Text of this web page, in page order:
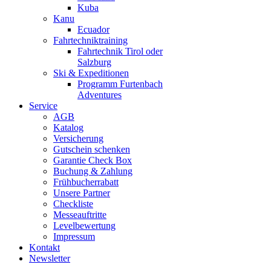
Kuba
Kanu
Ecuador
Fahrtechniktraining
Fahrtechnik Tirol oder
Salzburg
Ski & Expeditionen
Programm Furtenbach
Adventures
Service
AGB
Katalog
Versicherung
Gutschein schenken
Garantie Check Box
Buchung & Zahlung
Frühbucherrabatt
Unsere Partner
Checkliste
Messeauftritte
Levelbewertung
Impressum
Kontakt
Newsletter